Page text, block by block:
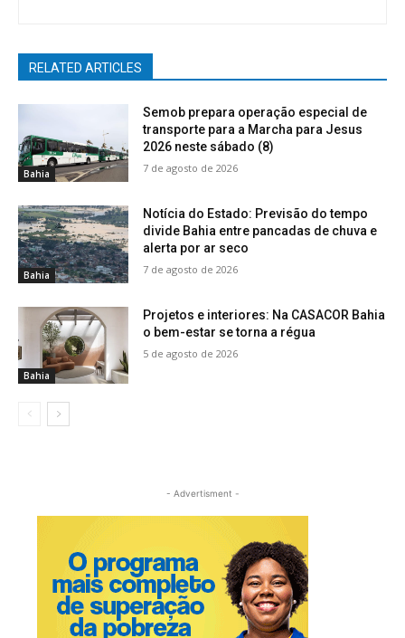
RELATED ARTICLES
Bahia
Semob prepara operação especial de
transporte para a Marcha para Jesus
2026 neste sábado (8)
7 de agosto de 2026
Bahia
Notícia do Estado: Previsão do tempo
divide Bahia entre pancadas de chuva e
alerta por ar seco
7 de agosto de 2026
Bahia
Projetos e interiores: Na CASACOR Bahia
o bem-estar se torna a régua
5 de agosto de 2026
- Advertisment -